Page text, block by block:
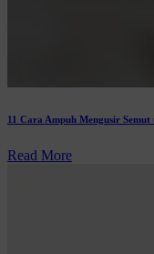
11 Cara Ampuh Mengusir
Read More